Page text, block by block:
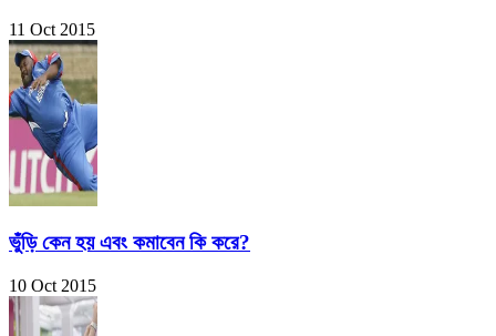
11 Oct 2015
ভুঁড়ি কেন হয় এবং কমাবেন কি করে?
10 Oct 2015